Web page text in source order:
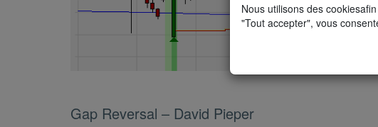
Gap Reversal – David Pieper
Nous utilisons des
"Tout accepter", vous